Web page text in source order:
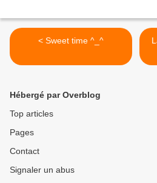
< Sweet time ^_^
Hébergé par Overblog
Top articles
Pages
Contact
Signaler un abus